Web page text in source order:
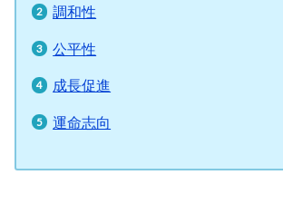
調和性
公平性
成長促進
運命志向